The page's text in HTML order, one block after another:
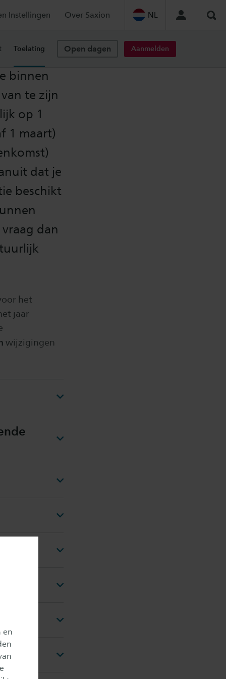
en
Instellingen Over Saxion NL
Toelating Open dagen Aanmelden
binnen
te zijn
op 1
1 maart)
dat je
beschikt
dan
het
jaar
wijzigingen